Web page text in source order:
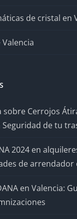
de cristal en
sobre Cerrojos
Seguridad de tu
2024 en
de arrendador
en Valencia: